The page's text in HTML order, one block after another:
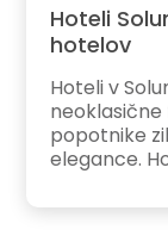
Hoteli
hotelov
Hoteli v
neoklasične
popotnike
elegance.